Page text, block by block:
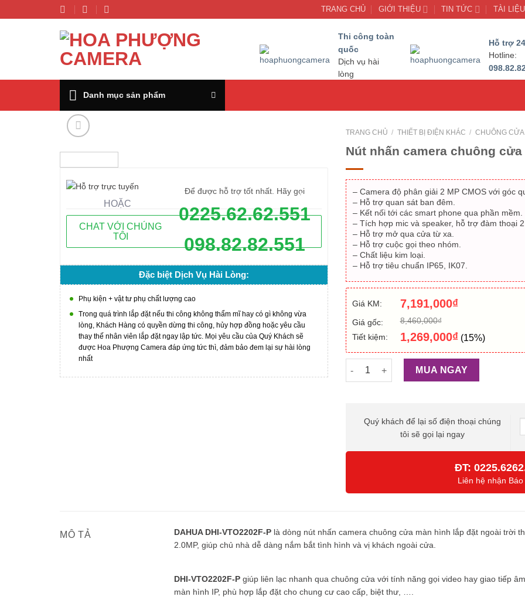
đến
TRANG CHỦ GIỚI THIỆU TIN TỨC TÀI LIỆU
Thi công toàn
quốc
Dịch vụ hài
lòng
Hỗ trợ
Hotline:
Danh mục sản phẩm
- 15%
Để được hỗ trợ tốt nhất. Hãy gọi
0225.62.62.551
098.82.82.551
HOẶC
CHAT VỚI CHÚNG
TÔI
Đặc biệt Dịch Vụ Hài Lòng:
Phụ kiện + vật tư phụ chất lượng cao
Trong quá trình lắp đặt nếu thi công không thẩm mĩ hay có gì không vừa
lòng, Khách Hàng có quyền dừng thi công, hủy hợp đồng hoặc yêu cầu
thay thế nhân viên lắp đặt ngay lập tức. Mọi yêu cầu của Quý Khách sẽ
được Hoa Phượng Camera đáp ứng tức thì, đảm bảo đem lại sự hài lòng
nhất
TRANG CHỦ / THIẾT BỊ ĐIỆN KHÁC / CHUÔNG
Nút nhấn camera chuông cửa
– Camera độ phân giải 2 MP CMOS với góc
– Hỗ trợ quan sát ban đêm.
– Kết nối tới các smart phone qua phần mềm.
– Tích hợp mic và speaker, hỗ trợ đàm thoại
– Hỗ trợ mở qua cửa từ xa.
– Hỗ trợ cuộc gọi theo nhóm.
– Chất liệu kim loại.
– Hỗ trợ tiêu chuẩn IP65, IK07.
Giá KM: 7,191,000₫
Giá gốc: 8,460,000₫
Tiết kiệm:
1,269,000₫(15%)
Nút nhấn camera chuông cửa IP DAHUA
MUA NGAY
Quý khách để lại số điện thoại chúng
tôi sẽ gọi lại ngay
ĐT:
Liên hệ nhận
MÔ TẢ DAHUA DHI-VTO2202F-P là dòng nút nhấn camera chuông cửa màn hình lắp đặt ngoài trời
2.0MP, giúp chủ nhà dễ dàng nắm bắt tình hình và vị khách ngoài cửa.
DHI-VTO2202F-P giúp liên lạc nhanh qua chuông cửa với tính năng gọi video hay giao tiếp
màn hình IP, phù hợp lắp đặt cho chung cư cao cấp, biệt thư, ….